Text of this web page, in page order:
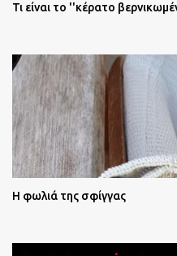
Τι είναι το ''κέρατο
Η φωλιά της σφίγγας